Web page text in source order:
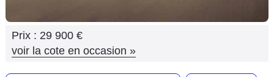
Marques
Prix : 29 900 €
voir la cote en occasion »